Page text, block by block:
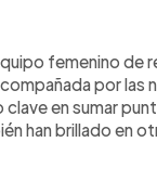
femenino de
por las
clave en sumar
han brillado en